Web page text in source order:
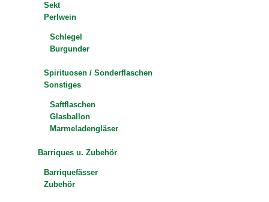
Sekt
Perlwein
Schlegel
Burgunder
Spirituosen / Sonderflaschen
Sonstiges
Saftflaschen
Glasballon
Marmeladengläser
Barriques u. Zubehör
Barriquefässer
Zubehör